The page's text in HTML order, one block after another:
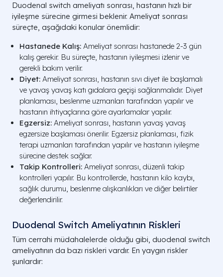
Duodenal switch ameliyatı sonrası, hastanın hızlı bir
iyileşme sürecine girmesi beklenir. Ameliyat sonrası
süreçte, aşağıdaki konular önemlidir:
Hastanede Kalış: Ameliyat sonrası hastanede 2-3 gün
kalış gerekir. Bu süreçte, hastanın iyileşmesi izlenir ve
gerekli bakım verilir.
Diyet: Ameliyat sonrası, hastanın sıvı diyet ile başlamalı
ve yavaş yavaş katı gıdalara geçişi sağlanmalıdır. Diyet
planlaması, beslenme uzmanları tarafından yapılır ve
hastanın ihtiyaçlarına göre ayarlamalar yapılır.
Egzersiz: Ameliyat sonrası, hastanın yavaş yavaş
egzersize başlaması önerilir. Egzersiz planlaması, fizik
terapi uzmanları tarafından yapılır ve hastanın iyileşme
sürecine destek sağlar.
Takip Kontrolleri: Ameliyat sonrası, düzenli takip
kontrolleri yapılır. Bu kontrollerde, hastanın kilo kaybı,
sağlık durumu, beslenme alışkanlıkları ve diğer belirtiler
değerlendirilir.
Duodenal Switch Ameliyatının Riskleri
Tüm cerrahi müdahalelerde olduğu gibi, duodenal switch
ameliyatının da bazı riskleri vardır. En yaygın riskler
şunlardır: